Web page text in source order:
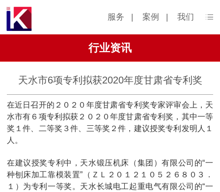
服务 | 案例 | 我们
行业资讯
天水市6项专利拟获2020年度甘肃省专利奖
在近日召开的２０２０年度甘肃省专利奖专家评审会上，天
水市有６项专利拟获２０２０年度甘肃省专利奖，其中一等
奖１件、二等奖３件、三等奖２件，建议授奖专利发明人１
人。
在建议授奖专利中，天水锻压机床（集团）有限公司的“一
种刨床加工靠模装置”（ＺＬ２０１２１０５２６８０３．
１）为专利一等奖。天水长城电工起重电气有限公司的“一